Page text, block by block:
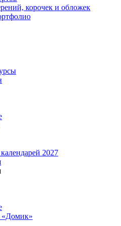
корочек и обложек
2027
«Домик»